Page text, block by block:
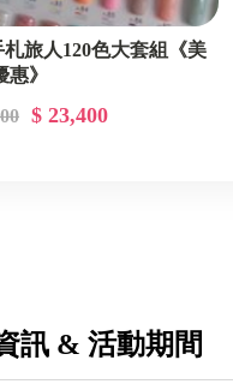
札旅人120色大套組《美
惠》
$ 23,400
訊 & 活動期間